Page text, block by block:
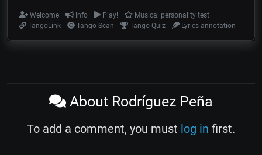
Welcome Info Play!
Musical personality test
TangoLink
Tango Scan Tango Quiz Lyrics annotation
About Rodríguez Peña
To add a comment, you must log in first.